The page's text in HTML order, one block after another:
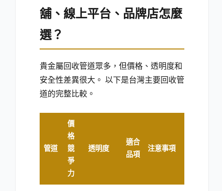
舖、線上平台、品牌店怎麼
選？
貴金屬回收管道眾多，但價格、透明度和
安全性差異很大。 以下是台灣主要回收管
道的完整比較。
管道
價
格
競
爭
力
透明度
適合
品項
注意事項